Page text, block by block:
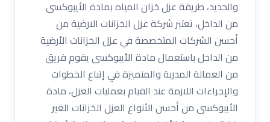
والحديد، طريقة عزل خزان المياه بمادة الأيبوكسى
من الداخل، تعتبر شركة عزل الخزانات الارضية من
أحسن الشركات المتخصصة في عزل الخزانات الأرضية
من الداخل باستعمال مادة الأيبوكسى يقوم فريق
من العمالة المدربة والمتميزة في إتباع الخطوات
والإجراءات اللازمة عند القيام بعمليات العزل، مادة
الأيبوكسى من أحسن الأنواع العزل الخزانات الغير